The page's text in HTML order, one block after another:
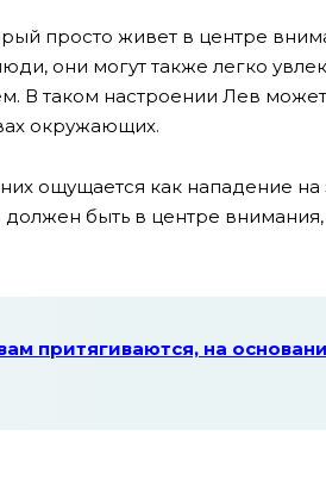
просто живет в центре
они могут также легко
В таком настроении Лев может
окружающих.
ощущается как нападение на
быть в центре внимания,
притягиваются, на